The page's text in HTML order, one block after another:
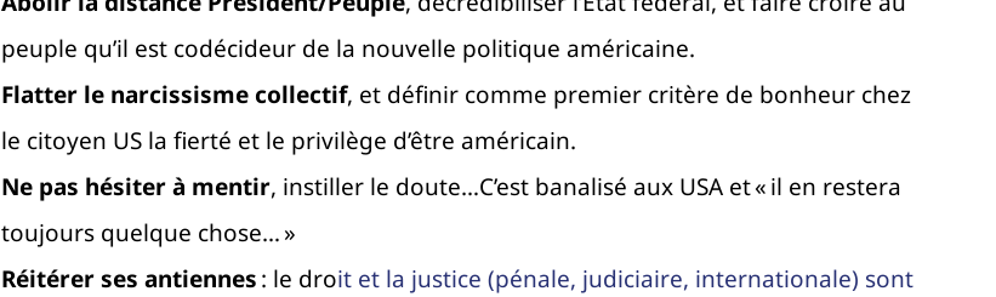
peuple qu’il est codécideur de la nouvelle politique américaine.
Flatter le narcissisme collectif, et définir comme premier critère de bonheur chez
le citoyen US la fierté et le privilège d’être américain.
Ne pas hésiter à mentir, instiller le doute…C’est banalisé aux USA et « il en restera
toujours quelque chose… »
Réitérer ses antiennes: le droit et la justice (pénale, judiciaire, internationale) sont